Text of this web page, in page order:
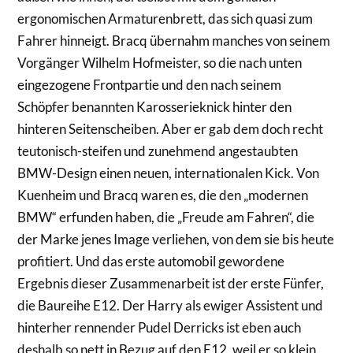
ergonomischen Armaturenbrett, das sich quasi zum
Fahrer hinneigt. Bracq übernahm manches von seinem
Vorgänger Wilhelm Hofmeister, so die nach unten
eingezogene Frontpartie und den nach seinem
Schöpfer benannten Karosserieknick hinter den
hinteren Seitenscheiben. Aber er gab dem doch recht
teutonisch-steifen und zunehmend angestaubten
BMW-Design einen neuen, internationalen Kick. Von
Kuenheim und Bracq waren es, die den „modernen
BMW“ erfunden haben, die „Freude am Fahren“, die
der Marke jenes Image verliehen, von dem sie bis heute
profitiert. Und das erste automobil gewordene
Ergebnis dieser Zusammenarbeit ist der erste Fünfer,
die Baureihe E12. Der Harry als ewiger Assistent und
hinterher rennender Pudel Derricks ist eben auch
deshalb so nett in Bezug auf den E12, weil er so klein